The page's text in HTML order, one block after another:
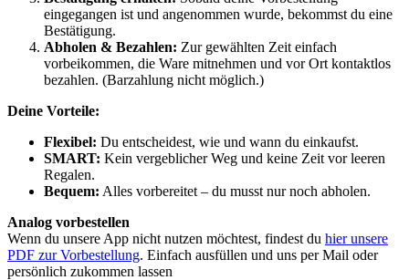
eingegangen ist und angenommen wurde, bekommst du eine
Bestätigung.
Abholen & Bezahlen: Zur gewählten Zeit einfach
vorbeikommen, die Ware mitnehmen und vor Ort kontaktlos
bezahlen. (Barzahlung nicht möglich.)
Deine Vorteile:
Flexibel: Du entscheidest, wie und wann du einkaufst.
SMART: Kein vergeblicher Weg und keine Zeit vor leeren
Regalen.
Bequem: Alles vorbereitet – du musst nur noch abholen.
Analog vorbestellen
Wenn du unsere App nicht nutzen möchtest, findest du hier unsere
PDF zur Vorbestellung. Einfach ausfüllen und uns per Mail oder
persönlich zukommen lassen